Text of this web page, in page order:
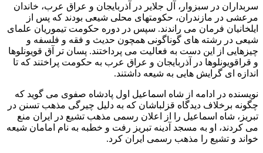
سربداران در سبزوار، آل جلایر در آذربایجان و عراق عرب، خاندان
مرعشی در مازندران، حکومتهای محلی شیعی بودند که پس از
ایلخانیان فرمان می راندند. سپس در دوره حکومت تیموریان علمای
شیعی در رشته های گوناگونی همچون حدیث و فقه و فلسفه و
چیزهایی از این دست به فعالیت می پرداختند. پسان تر آق قویونلوها
و قراقویونلوها در آذربایجان و عراق عرب به حکومت پراختند که تا
اندازه ای گرایش هایی به شیعه داشتند.
نویسنده در ادامه از شاه اسماعیل اول پادشاه صفوی می گوید که
چگونه برخلاف دیدگاه قزلباشان که به دلیل چیرگی مذهب تسنن در
تبریز، شاه اسماعیل را از اعلان رسمی مذهب تشیع در ایران منع
می کردند، او به مسجد آدینه تبریز رفت و خطبه به نام امامان شیعه
خواند و تشیع را مذهب رسمی ایران کرد.